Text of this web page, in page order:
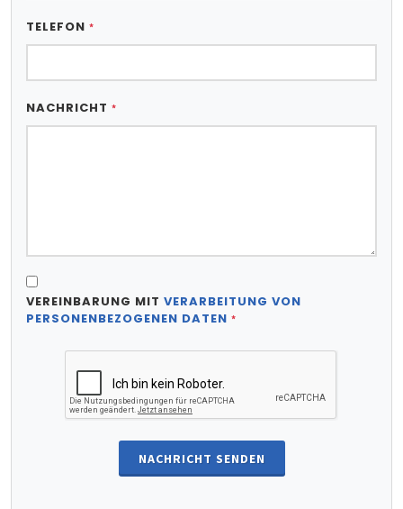
TELEFON *
NACHRICHT *
VEREINBARUNG MIT VERARBEITUNG VON
PERSONENBEZOGENEN DATEN *
NACHRICHT SENDEN